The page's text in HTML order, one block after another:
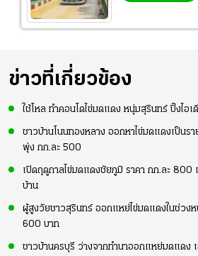
ข่าวที่เกี่ยวข้อง
ใช้โหล ทำคอนโดไข่มดแดง หนุ่มสุรินทร์ ปิ๊งไอ
ชาวบ้านโนนทองหลาง ออกหาไข่มดแดงเป็นร
พุ่ง กก.ละ 500
เปิดฤดูกาลไข่มดแดงชัยภูมิ ราคา กก.ละ 800
บ้าน
ผู้สูงวัยชาวสุรินทร์ ออกแหย่ไข่มดแดงในช่วงห
600 บาท
ชาวบ้านครบุรี ว่างจากทำนาออกแหย่มดแดง เ